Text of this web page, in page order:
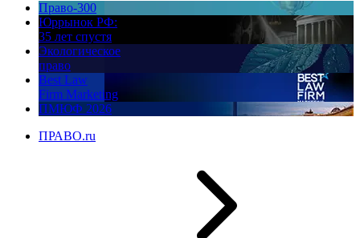
Право-300
Юррынок РФ:
35 лет спустя
Экологическое
право
Best Law
Firm Marketing
ПМЮФ 2026
ПРАВО.ru